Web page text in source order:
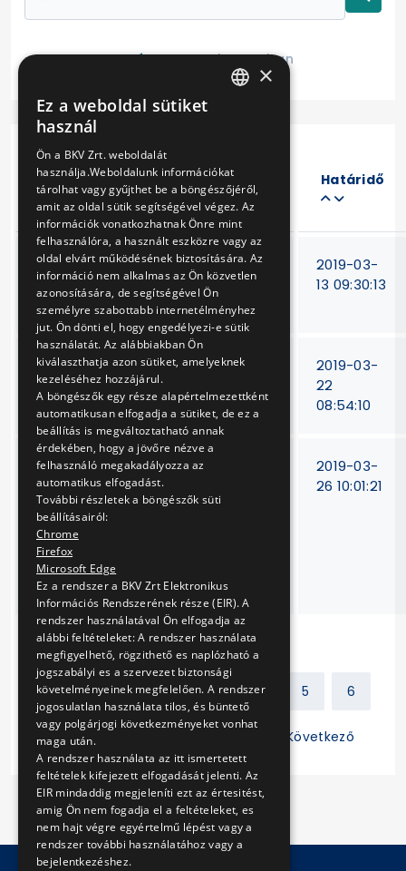
Lezárt Folyamatban
Cím
száma
Határidő
MFAV BS 4/7
csavarkompresszor
alkatr.-k besz.-e
T-
165/18
2019-03-
13 09:30:13
Buszok felszerelése
automata tűzoltó
berendezéssel
T-131/18.
2019-03-
22
08:54:10
MFAV és metró
járművek szerelt
légtömlőinek
valamint azok
egyes
tartozékainak
beszerzése
2019-03-
26 10:01:21
Előző 1 2 3 4 5 6
7 Következő
×
Ez a weboldal sütiket
használ
Ön a BKV Zrt. weboldalát
használja.Weboldalunk információkat
tárolhat vagy gyűjthet be a böngészőjéről,
amit az oldal sütik segítségével végez. Az
információk vonatkozhatnak Önre mint
felhasználóra, a használt eszközre vagy az
oldal elvárt működésének biztosítására. Az
információ nem alkalmas az Ön közvetlen
azonosítására, de segítségével Ön
személyre szabottabb internetélményhez
jut. Ön dönti el, hogy engedélyezi-e sütik
használatát. Az alábbiakban Ön
kiválaszthatja azon sütiket, amelyeknek
kezeléséhez hozzájárul.
A böngészők egy része alapértelmezettként
automatikusan elfogadja a sütiket, de ez a
beállítás is megváltoztatható annak
érdekében, hogy a jövőre nézve a
felhasználó megakadályozza az
automatikus elfogadást.
További részletek a böngészők süti
beállításairól:
Chrome
Firefox
Microsoft Edge
Ez a rendszer a BKV Zrt Elektronikus
Információs Rendszerének része (EIR). A
rendszer használatával Ön elfogadja az
alábbi feltételeket: A rendszer használata
megfigyelhető, rögzithető es naplózható a
jogszabályi es a szervezet biztonsági
követelményeinek megfelelően. A rendszer
jogosulatlan használata tilos, és büntető
vagy polgárjogi következményeket vonhat
maga után.
A rendszer használata az itt ismertetett
feltételek kifejezett elfogadását jelenti. Az
EIR mindaddig megjeleníti ezt az értesitést,
amig Ön nem fogadja el a feltételeket, es
nem hajt végre egyértelmű lépést vagy a
rendszer további használatához vagy a
bejelentkezéshez.